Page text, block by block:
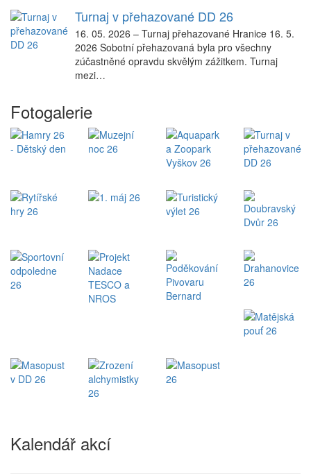
Turnaj v přehazované DD 26
16. 05. 2026 – Turnaj přehazované Hranice 16. 5.
2026 Sobotní přehazovaná byla pro všechny
zúčastněné opravdu skvělým zážitkem. Turnaj
mezi…
Fotogalerie
Kalendář akcí